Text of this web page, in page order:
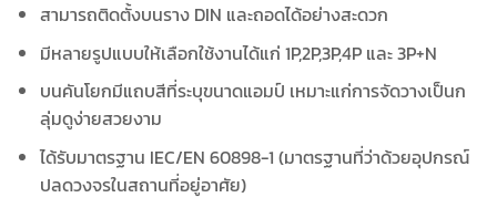
สามารถติดตั้งบนราง DIN และถอดได้อย่างสะดวก
มีหลายรูปแบบให้เลือกใช้งานได้แก่ 1P,2P,3P,4P และ 3P+N
บนคันโยกมีแถบสีที่ระบุขนาดแอมป์ เหมาะแก่การจัดวางเป็นก
ลุ่มดูง่ายสวยงาม
ได้รับมาตรฐาน IEC/EN 60898-1 (มาตรฐานที่ว่าด้วยอุปกรณ์
ปลดวงจรในสถานที่อยู่อาศัย)